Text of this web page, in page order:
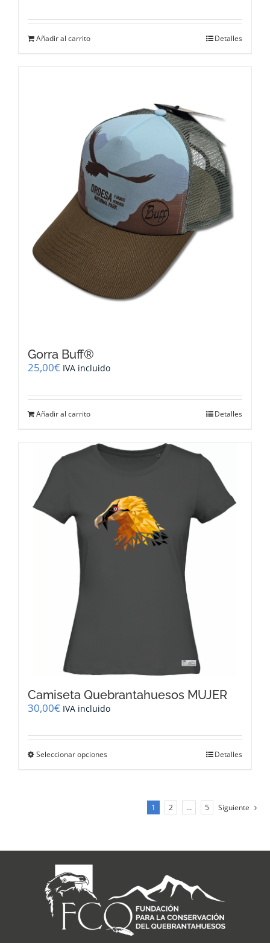
Añadir al carrito Detalles
Gorra Buff®
25,00€ IVA incluido
Añadir al carrito Detalles
Camiseta Quebrantahuesos MUJER
30,00€ IVA incluido
Seleccionar opciones
variantes.
pueden
página
de
producto
Detalles
1 2 … 5 Siguiente